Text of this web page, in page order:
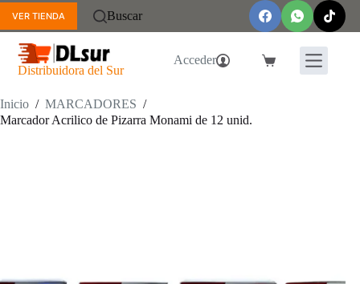
Saltar
contenido
VER TIENDA Buscar
Distribuidora del Sur
Acceder
Carro
Inicio / MARCADORES /
Marcador Acrilico de Pizarra Monami de 12 unid.